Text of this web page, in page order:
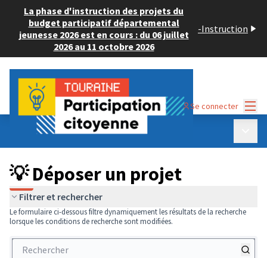
La phase d'instruction des projets du
budget participatif départemental
jeunesse 2026 est en cours : du 06 juillet
2026 au 11 octobre 2026
-Instruction
Se connecter
Budget Participatif ADULTE 2024
💡 Déposer un projet
💡 Déposer un projet
Filtrer et rechercher
Le formulaire ci-dessous filtre dynamiquement les résultats de la recherche
lorsque les conditions de recherche sont modifiées.